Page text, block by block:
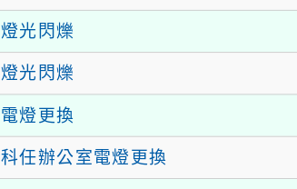
燈光閃爍
燈光閃爍
電燈更換
科任辦公室電燈更換